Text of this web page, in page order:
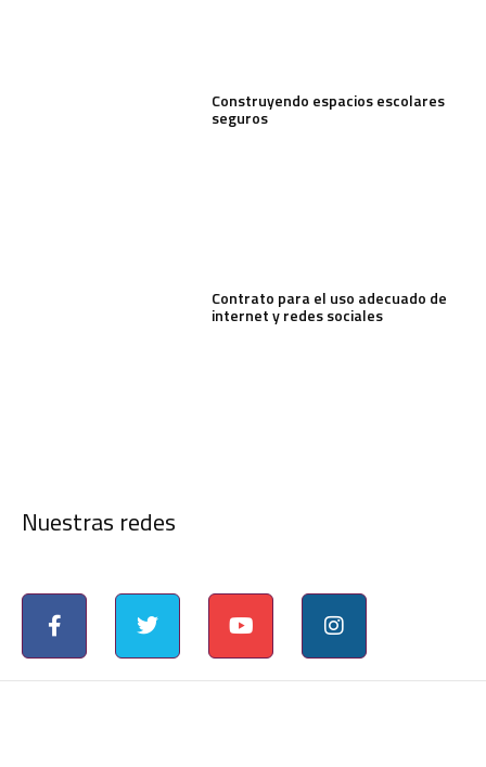
Construyendo espacios escolares
seguros
Contrato para el uso adecuado de
internet y redes sociales
Nuestras redes